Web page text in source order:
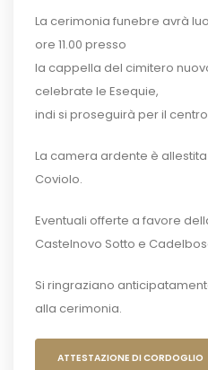
La cerimonia funebre avrà
ore 11.00 presso
la cappella del cimitero
celebrate le Esequie,
indi si proseguirà per il
La camera ardente è
Coviolo.
Eventuali offerte a favore
Castelnovo Sotto e
Si ringraziano
alla cerimonia.
ATTESTAZIONE DI CORDOGLIO